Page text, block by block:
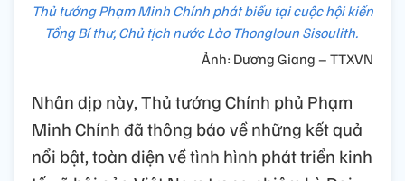
Thủ tướng Phạm Minh Chính phát biểu tại cuộc hội kiến
Tổng Bí thư, Chủ tịch nước Lào Thongloun Sisoulith.
Ảnh: Dương Giang – TTXVN
Nhân dịp này, Thủ tướng Chính phủ Phạm
Minh Chính đã thông báo về những kết quả
nổi bật, toàn diện về tình hình phát triển kinh